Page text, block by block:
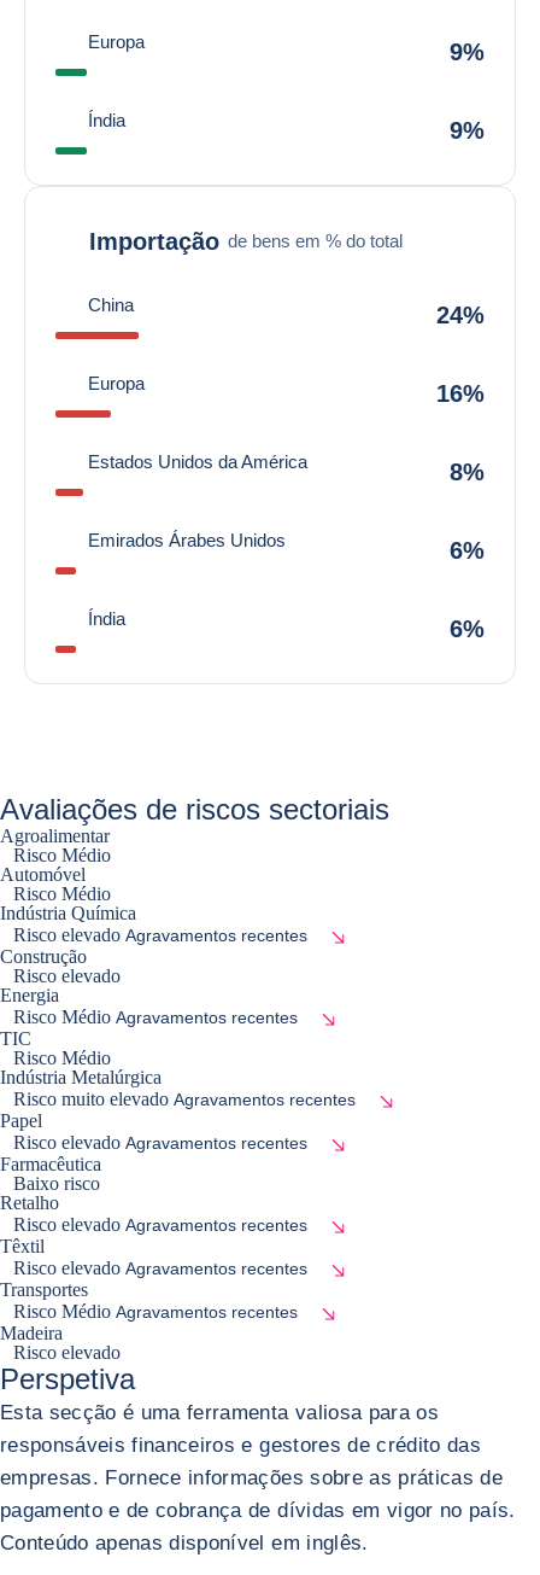
Europa 9%
Índia 9%
Importação de bens em % do total
China 24%
Europa 16%
Estados Unidos da América 8%
Emirados Árabes Unidos 6%
Índia 6%
Avaliações de riscos sectoriais
Agroalimentar
Risco Médio
Automóvel
Risco Médio
Indústria Química
Risco elevado Agravamentos recentes
Construção
Risco elevado
Energia
Risco Médio Agravamentos recentes
TIC
Risco Médio
Indústria Metalúrgica
Risco muito elevado Agravamentos recentes
Papel
Risco elevado Agravamentos recentes
Farmacêutica
Baixo risco
Retalho
Risco elevado Agravamentos recentes
Têxtil
Risco elevado Agravamentos recentes
Transportes
Risco Médio Agravamentos recentes
Madeira
Risco elevado
Perspetiva
Esta secção é uma ferramenta valiosa para os
responsáveis financeiros e gestores de crédito das
empresas. Fornece informações sobre as práticas de
pagamento e de cobrança de dívidas em vigor no país.
Conteúdo apenas disponível em inglês.